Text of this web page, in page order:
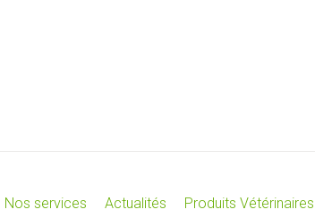
Nos services Actualités Produits Vétérinaires